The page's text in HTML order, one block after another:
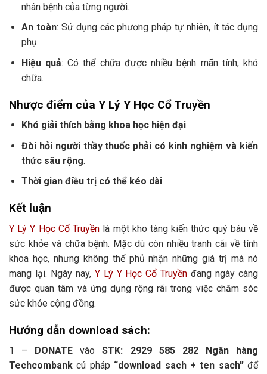
nhân bệnh của từng người.
An toàn: Sử dụng các phương pháp tự nhiên, ít tác dụng
phụ.
Hiệu quả: Có thể chữa được nhiều bệnh mãn tính, khó
chữa.
Nhược điểm của Y Lý Y Học Cổ Truyền
Khó giải thích bằng khoa học hiện đại.
Đòi hỏi người thầy thuốc phải có kinh nghiệm và kiến
thức sâu rộng.
Thời gian điều trị có thể kéo dài.
Kết luận
Y Lý Y Học Cổ Truyền là một kho tàng kiến thức quý báu về
sức khỏe và chữa bệnh. Mặc dù còn nhiều tranh cãi về tính
khoa học, nhưng không thể phủ nhận những giá trị mà nó
mang lại. Ngày nay, Y Lý Y Học Cổ Truyền đang ngày càng
được quan tâm và ứng dụng rộng rãi trong việc chăm sóc
sức khỏe cộng đồng.
Hướng dẫn download sách:
1 – DONATE vàoSTK: 2929 585 282 Ngân hàng
Techcombankcú pháp “download sach + ten sach”để